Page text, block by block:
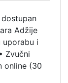
Adžije
uporabu i
• Zvučni
online (30